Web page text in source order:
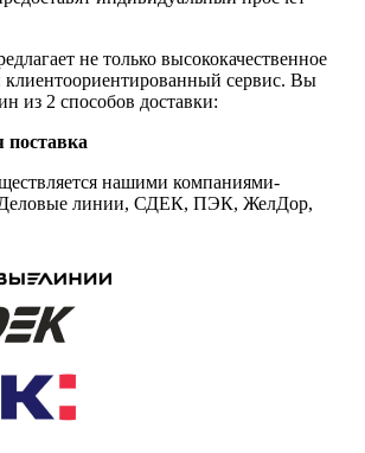
не только высококачественное
клиентоориентированный сервис. Вы
из 2 способов доставки:
поставка
нашими компаниями-
Деловые линии, СДЕК, ПЭК, ЖелДор,